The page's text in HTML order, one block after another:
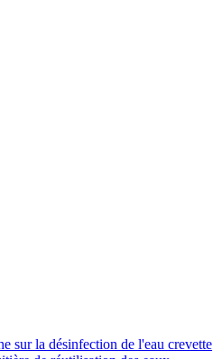
sur la désinfection de l'eau crevette